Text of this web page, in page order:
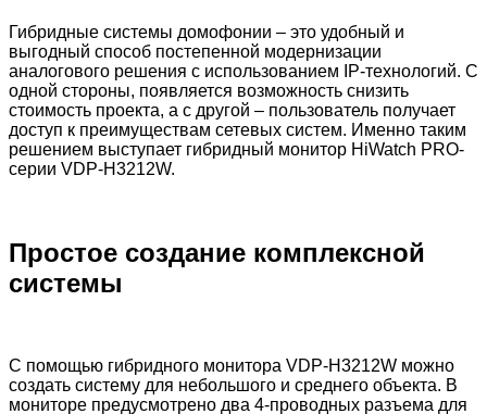
Гибридные системы домофонии – это удобный и
выгодный способ постепенной модернизации
аналогового решения с использованием IP-технологий. С
одной стороны, появляется возможность снизить
стоимость проекта, а с другой – пользователь получает
доступ к преимуществам сетевых систем. Именно таким
решением выступает гибридный монитор HiWatch PRO-
серии VDP-H3212W.
Простое создание комплексной
системы
С помощью гибридного монитора VDP-H3212W можно
создать систему для небольшого и среднего объекта. В
мониторе предусмотрено два 4-проводных разъема для